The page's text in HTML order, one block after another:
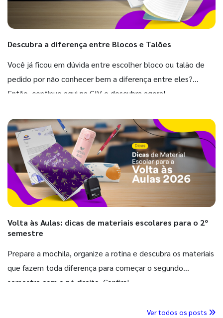
Descubra a diferença entre Blocos e Talões
Você já ficou em dúvida entre escolher bloco ou talão de
pedido por não conhecer bem a diferença entre eles?
Então, continue aqui na GIV e descubra agora!
Volta às Aulas: dicas de materiais escolares para o 2º
semestre
Prepare a mochila, organize a rotina e descubra os materiais
que fazem toda diferença para começar o segundo
semestre com o pé direito. Confira!
Ver todos os posts